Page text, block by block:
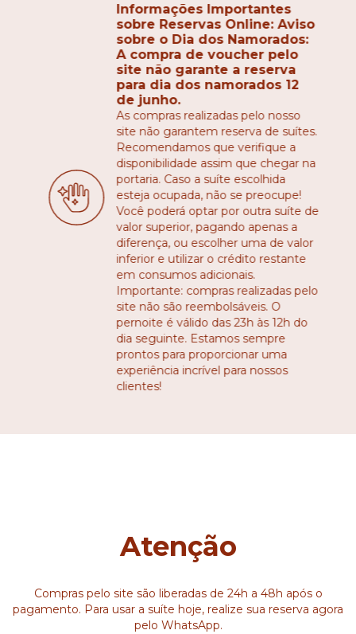
Informações Importantes
sobre Reservas Online: Aviso
sobre o Dia dos Namorados:
A compra de voucher pelo
site não garante a reserva
para dia dos namorados 12
de junho.
As compras realizadas pelo nosso
site não garantem reserva de suítes.
Recomendamos que verifique a
disponibilidade assim que chegar na
portaria. Caso a suíte escolhida
esteja ocupada, não se preocupe!
Você poderá optar por outra suíte de
valor superior, pagando apenas a
diferença, ou escolher uma de valor
inferior e utilizar o crédito restante
em consumos adicionais.
Importante: compras realizadas pelo
site não são reembolsáveis. O
pernoite é válido das 23h às 12h do
dia seguinte. Estamos sempre
prontos para proporcionar uma
experiência incrível para nossos
clientes!
Atenção
Compras pelo site são liberadas de 24h a 48h após o
pagamento. Para usar a suíte hoje, realize sua reserva agora
pelo WhatsApp.